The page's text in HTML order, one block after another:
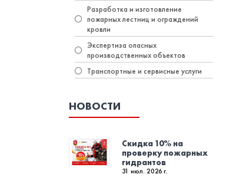
Разработка и изготовление
пожарных лестниц и ограждений
кровли
Экспертиза опасных
производственных объектов
Транспортные и сервисные услуги
НОВОСТИ
Скидка 10% на
проверку пожарных
гидрантов
31 июл. 2026 г.